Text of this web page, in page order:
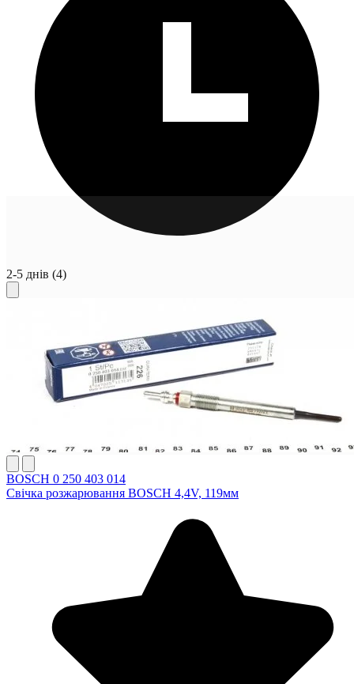
2-5 днів (4)
BOSCH 0 250 403 014
Свічка розжарювання BOSCH 4,4V, 119мм